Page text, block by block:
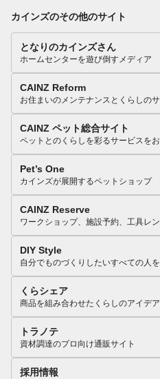
カインズのその他のサイト
となりのカインズさん
ホームセンターを遊び倒すメディア
CAINZ Reform
お住まいのメンテナンスとくらしの
CAINZ ペット総合サイト
ペットとのくらしを彩るサービスを
Pet’s One
カインズが展開するペットショップ
CAINZ Reserve
ワークショップ、施設予約、工具レ
DIY Style
自分でものづくりしたいすべての人
くらシェア
商品を組み合わせたくらしのアイデ
トラノテ
資材調達のプロ向け通販サイト
採用情報